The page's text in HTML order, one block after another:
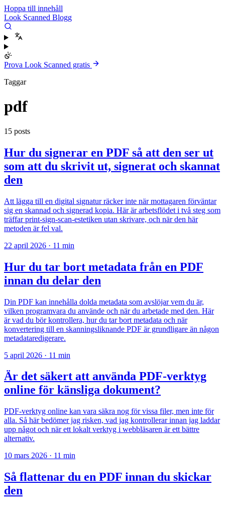
Hoppa till innehåll
Look Scanned Blogg
Prova Look Scanned gratis
Taggar
pdf
15 posts
Hur du signerar en PDF så att den ser ut
som att du skrivit ut, signerat och skannat
den
Att lägga till en digital signatur räcker inte när mottagaren förväntar
sig en skannad och signerad kopia. Här är arbetsflödet i två steg som
träffar print-sign-scan-estetiken utan skrivare, och när den här
metoden är fel val.
22 april 2026 · 11 min
Hur du tar bort metadata från en PDF
innan du delar den
Din PDF kan innehålla dolda metadata som avslöjar vem du är,
vilken programvara du använde och när du arbetade med den. Här
är vad du bör kontrollera, hur du tar bort metadata och när
konvertering till en skanningsliknande PDF är grundligare än någon
metadataredigerare.
5 april 2026 · 11 min
Är det säkert att använda PDF-verktyg
online för känsliga dokument?
PDF-verktyg online kan vara säkra nog för vissa filer, men inte för
alla. Så här bedömer jag risken, vad jag kontrollerar innan jag laddar
upp något och när ett lokalt verktyg i webbläsaren är ett bättre
alternativ.
10 mars 2026 · 11 min
Så flattenar du en PDF innan du skickar
den